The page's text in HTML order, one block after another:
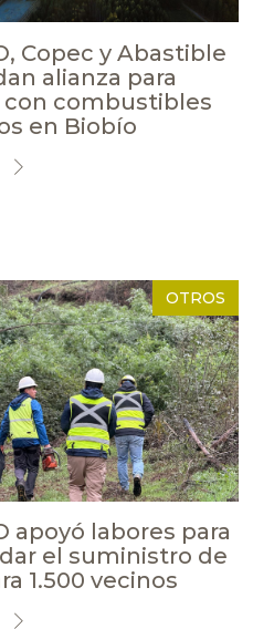
Copec y Abastible
alianza para
con combustibles
en Biobío
OTROS
apoyó labores para
el suministro de
1.500 vecinos